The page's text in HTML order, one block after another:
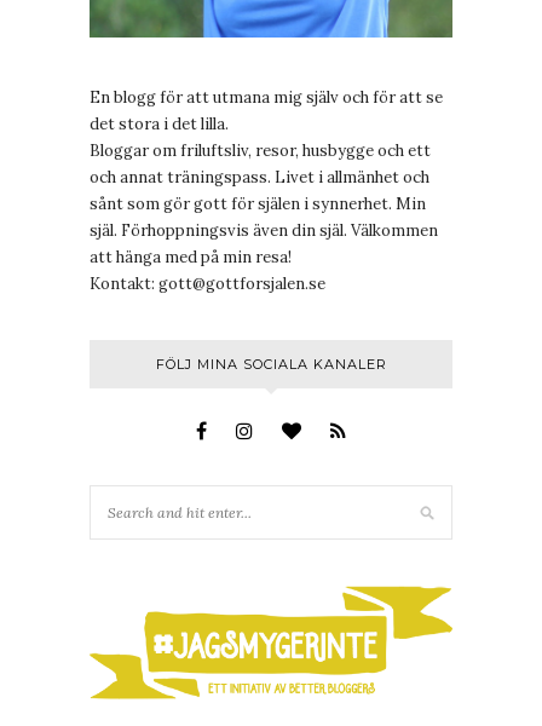
En blogg för att utmana mig själv och för att se
det stora i det lilla.
Bloggar om friluftsliv, resor, husbygge och ett
och annat träningspass. Livet i allmänhet och
sånt som gör gott för själen i synnerhet. Min
själ. Förhoppningsvis även din själ. Välkommen
att hänga med på min resa!
Kontakt: gott@gottforsjalen.se
FÖLJ MINA SOCIALA KANALER